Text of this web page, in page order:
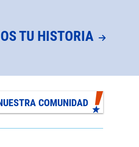
TU HISTORIA
COMUNIDAD